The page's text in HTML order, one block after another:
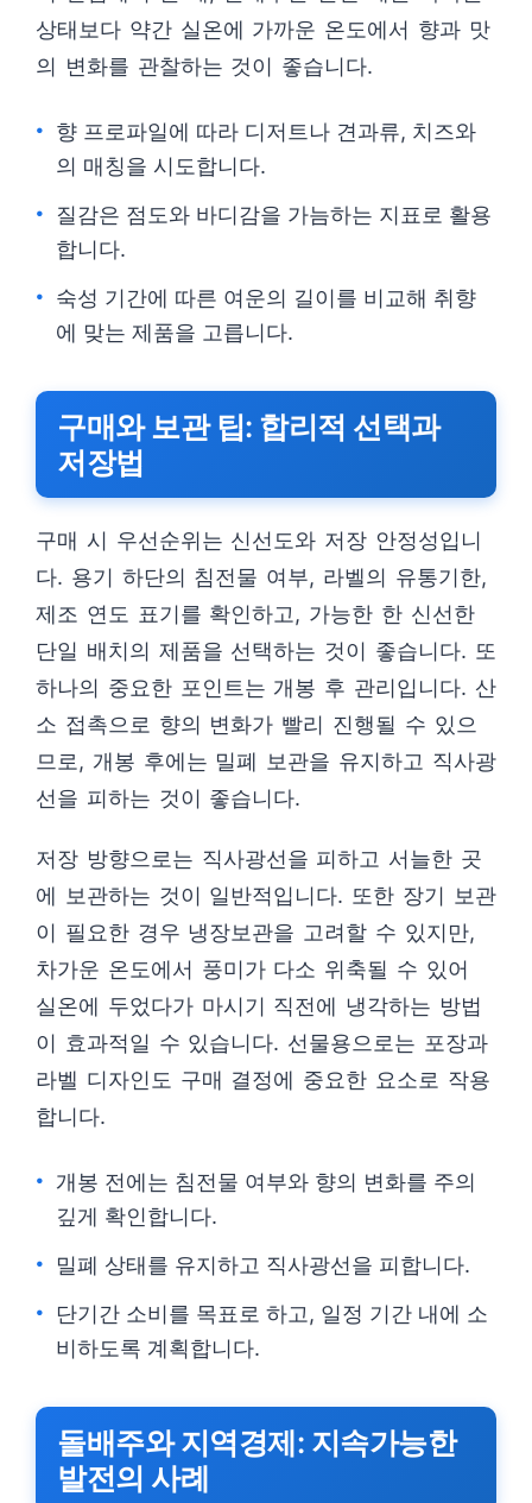
상태보다 약간 실온에 가까운 온도에서 향과 맛
의 변화를 관찰하는 것이 좋습니다.
향 프로파일에 따라 디저트나 견과류, 치즈와
의 매칭을 시도합니다.
질감은 점도와 바디감을 가늠하는 지표로 활용
합니다.
숙성 기간에 따른 여운의 길이를 비교해 취향
에 맞는 제품을 고릅니다.
구매와 보관 팁: 합리적 선택과
저장법
구매 시 우선순위는 신선도와 저장 안정성입니
다. 용기 하단의 침전물 여부, 라벨의 유통기한,
제조 연도 표기를 확인하고, 가능한 한 신선한
단일 배치의 제품을 선택하는 것이 좋습니다. 또
하나의 중요한 포인트는 개봉 후 관리입니다. 산
소 접촉으로 향의 변화가 빨리 진행될 수 있으
므로, 개봉 후에는 밀폐 보관을 유지하고 직사광
선을 피하는 것이 좋습니다.
저장 방향으로는 직사광선을 피하고 서늘한 곳
에 보관하는 것이 일반적입니다. 또한 장기 보관
이 필요한 경우 냉장보관을 고려할 수 있지만,
차가운 온도에서 풍미가 다소 위축될 수 있어
실온에 두었다가 마시기 직전에 냉각하는 방법
이 효과적일 수 있습니다. 선물용으로는 포장과
라벨 디자인도 구매 결정에 중요한 요소로 작용
합니다.
개봉 전에는 침전물 여부와 향의 변화를 주의
깊게 확인합니다.
밀폐 상태를 유지하고 직사광선을 피합니다.
단기간 소비를 목표로 하고, 일정 기간 내에 소
비하도록 계획합니다.
돌배주와 지역경제: 지속가능한
발전의 사례